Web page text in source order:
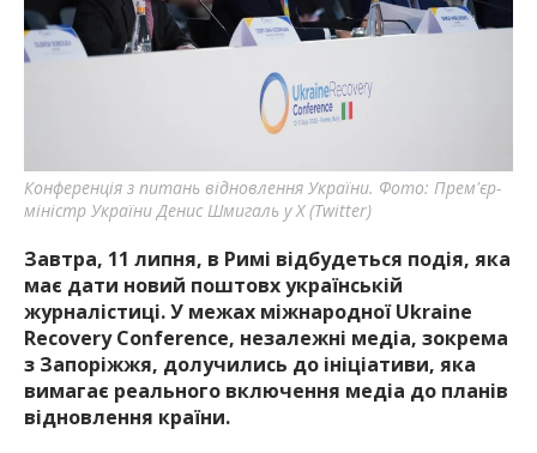
найважливішу інформацію про події
міста Запоріжжя та області.
Конференція з питань відновлення України. Фото: Прем'єр-
міністр України Денис Шмигаль у X (Twitter)
Завтра, 11 липня, в Римі відбудеться подія, яка
має дати новий поштовх українській
журналістиці. У межах міжнародної Ukraine
Recovery Conference, незалежні медіа, зокрема
з Запоріжжя, долучились до ініціативи, яка
вимагає реального включення медіа до планів
відновлення країни.